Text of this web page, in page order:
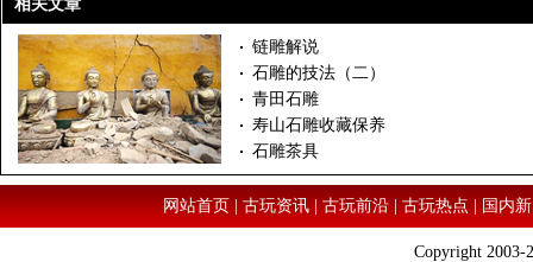
相关文章
链雕解说
石雕的技法（二）
青田石雕
寿山石雕收藏保养
石雕茶具
网站首页|古玩资讯|古玩前沿|古玩热点|国内
Copyright 2003-